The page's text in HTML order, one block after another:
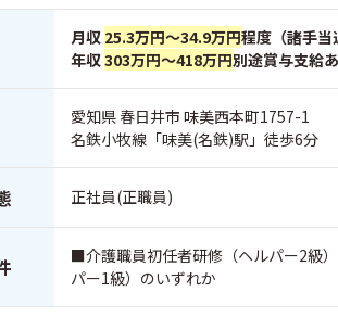
月収 25.3万円～34.9万円程度（諸手当
年収303万円～418万円別途賞与支給
愛知県 春日井市 味美西本町1757-1
名鉄小牧線「味美(名鉄)駅」徒歩6分
正社員(正職員)
■介護職員初任者研修（ヘルパー2級
パー1級）のいずれか